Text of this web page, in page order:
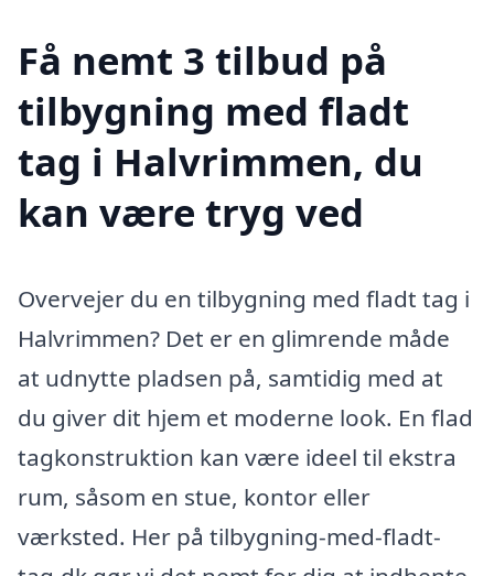
Få nemt 3 tilbud på
tilbygning med fladt
tag i Halvrimmen, du
kan være tryg ved
Overvejer du en tilbygning med fladt tag i
Halvrimmen? Det er en glimrende måde
at udnytte pladsen på, samtidig med at
du giver dit hjem et moderne look. En flad
tagkonstruktion kan være ideel til ekstra
rum, såsom en stue, kontor eller
værksted. Her på tilbygning-med-fladt-